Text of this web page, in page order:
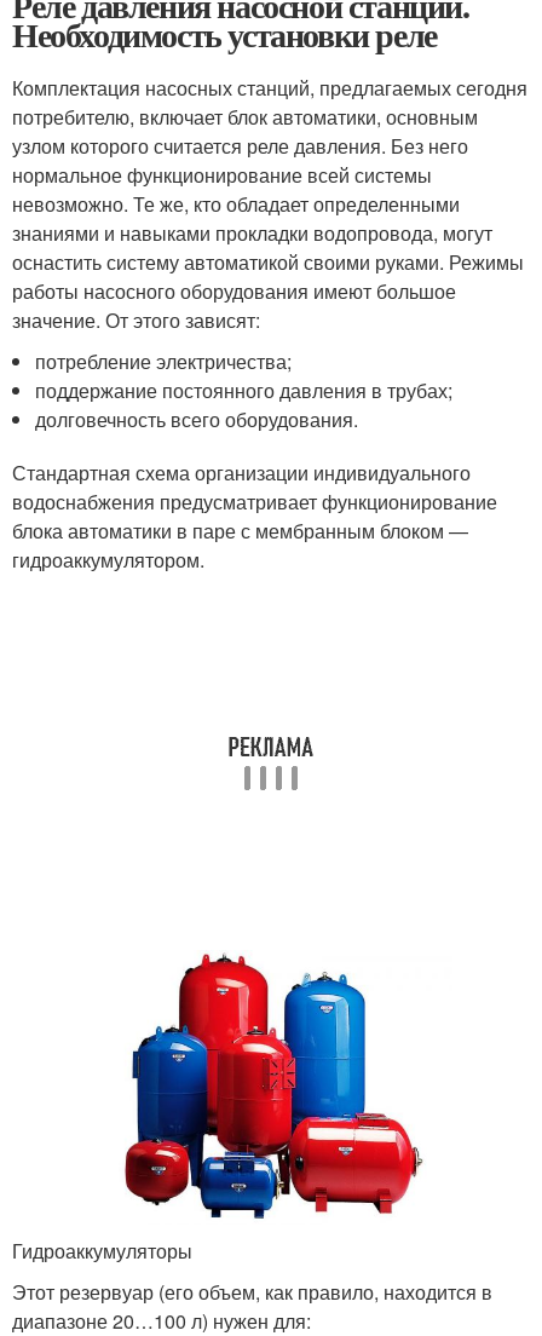
Необходимость установки реле
Комплектация насосных станций, предлагаемых сегодня
потребителю, включает блок автоматики, основным
узлом которого считается реле давления. Без него
нормальное функционирование всей системы
невозможно. Те же, кто обладает определенными
знаниями и навыками прокладки водопровода, могут
оснастить систему автоматикой своими руками. Режимы
работы насосного оборудования имеют большое
значение. От этого зависят:
потребление электричества;
поддержание постоянного давления в трубах;
долговечность всего оборудования.
Стандартная схема организации индивидуального
водоснабжения предусматривает функционирование
блока автоматики в паре с мембранным блоком —
гидроаккумулятором.
Гидроаккумуляторы
Этот резервуар (его объем, как правило, находится в
диапазоне 20…100 л) нужен для: